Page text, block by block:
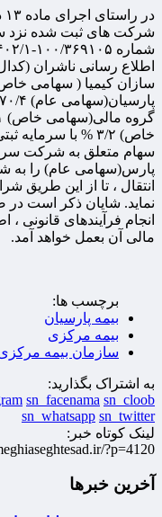
شرکت های ثبت شده نزد
اطلاع رسانی ناشران
سازان کیمیا ( سهامی
سهام متعلق به شرکت
پارس(سهامی عام) را به
انتقال ، تا از این طریق
نماید. شایان ذکر است
انجام فرآیندهای
مالی آن بعمل خواهد آمد.
برچسب ها:
بیمه پارسیان
بیمه مرکزی
سازمان بیمه
به اشتراک بگذارید:
sn_facenama sn_cloob
sn_whatsapp sn_twitter
لینک کوتاه خبر:
?p=4120
آخرین خبرها